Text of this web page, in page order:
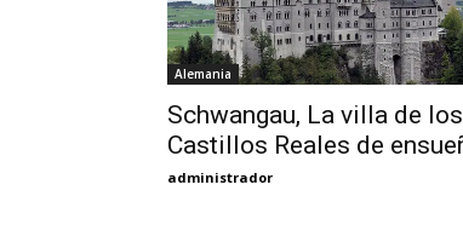
Alemania
Schwangau, La villa de los
Castillos Reales de
administrador